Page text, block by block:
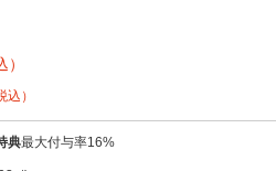
）
込）
典最大付与率16%